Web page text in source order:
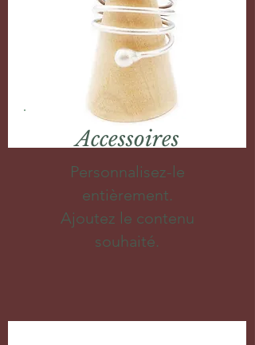
Accessoires
Personnalisez-le
entièrement.
Ajoutez le contenu
souhaité.